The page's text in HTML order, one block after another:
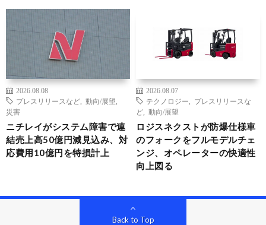
2026.08.08
プレスリリースなど
動向/展望
災害
ニチレイがシステム障害で連
結売上高50億円減見込み、対
応費用10億円を特損計上
2026.08.07
テクノロジー
プレスリリースな
ど
動向/展望
ロジスネクストが防爆仕様車
のフォークをフルモデルチェ
ンジ、オペレーターの快適性
向上図る
Back to Top